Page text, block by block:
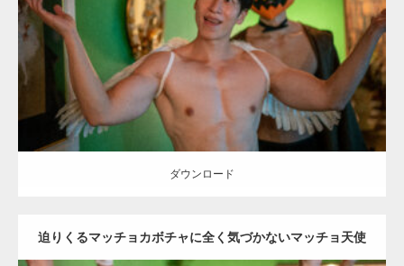
SOSUKE
大胸筋 姫路 (兵庫)
ダウンロード
ダウンロード
迫りくるマッチョカボチャに全く気づかないマッチョ天使